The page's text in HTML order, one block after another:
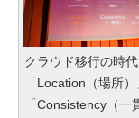
クラウド移行の時
「Location（場所）
「Consistency（一